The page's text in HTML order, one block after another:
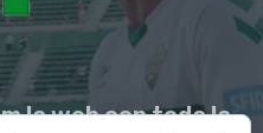
la web con toda la